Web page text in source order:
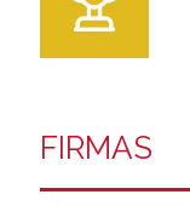
FIRMAS